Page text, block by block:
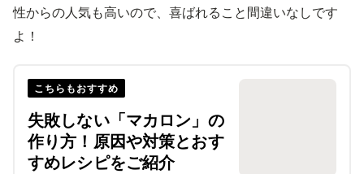
性からの人気も高いので、喜ばれること間違いなしです
よ！
こちらもおすすめ
失敗しない「マカロン」の
作り方！原因や対策とおす
すめレシピをご紹介